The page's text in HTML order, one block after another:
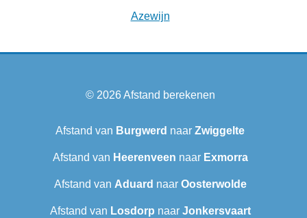
Azewijn
© 2026Afstand berekenen
Afstand van Burgwerd naar Zwiggelte
Afstand van Heerenveen naar Exmorra
Afstand van Aduard naar Oosterwolde
Afstand van Losdorp naar Jonkersvaart